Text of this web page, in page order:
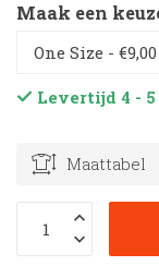
Maak een
Levertijd 4 -
Maattabel